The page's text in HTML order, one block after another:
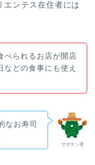
エンテス在住者には
べられるお店が開店
などの食事にも使え
サボテン君
なお寿司